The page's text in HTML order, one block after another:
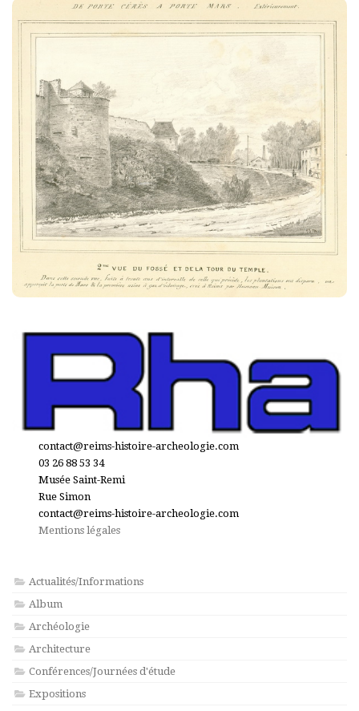
contact@reims-histoire-archeologie.com
03 26 88 53 34
Musée Saint-Remi
Rue Simon
contact@reims-histoire-archeologie.com
Mentions légales
Actualités/Informations
Album
Archéologie
Architecture
Conférences/Journées d'étude
Expositions